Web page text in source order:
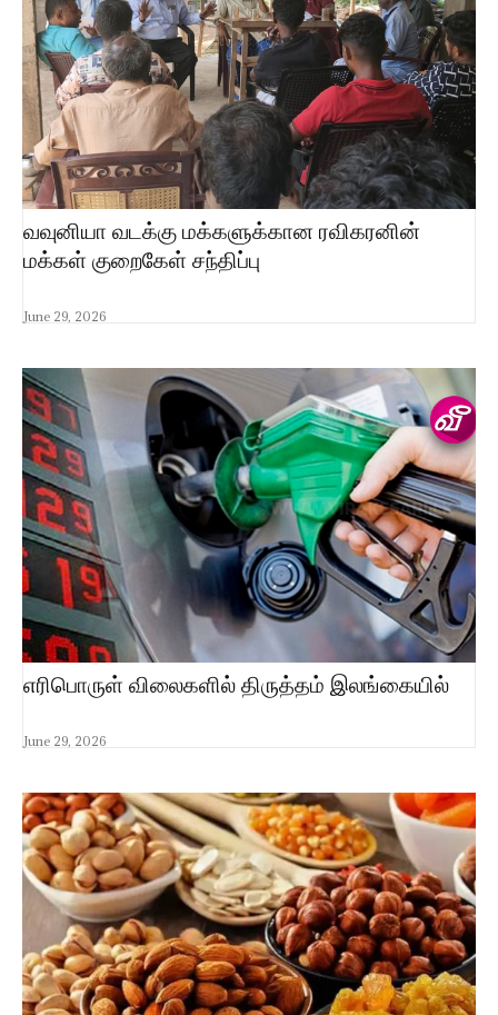
வவுனியா வடக்கு மக்களுக்கான ரவிகரனின்
மக்கள் குறைகேள் சந்திப்பு
June 29, 2026
எரிபொருள் விலைகளில் திருத்தம் இலங்கையில்
June 29, 2026